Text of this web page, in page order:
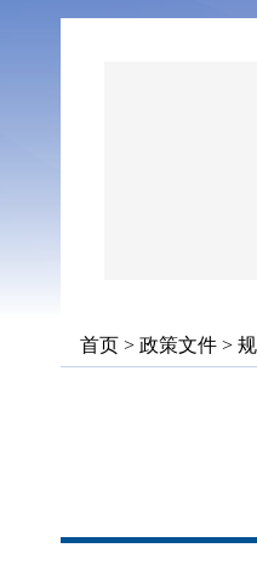
首页 > 政策文件 >